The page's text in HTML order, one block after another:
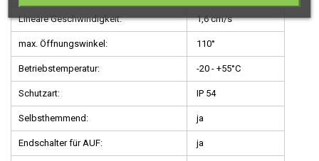
Lineare Geschwindigkeit: 1,6 cm/s
max. Öffnungswinkel: 110°
Betriebstemperatur: -20 - +55°C
Schutzart: IP 54
Selbsthemmend: ja
Endschalter für AUF: ja